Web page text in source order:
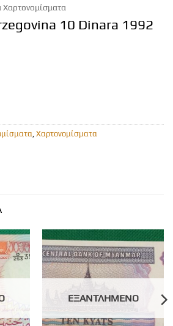
Χαρτονομίσματα
10 Dinara 1992
, Χαρτονομίσματα
ΕΞΑΝΤΛΗΜΈΝΟ